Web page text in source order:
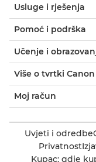
Usluge i rješenja
Pomoć i podrška
Učenje i
Više o tvrtki Canon
Moj račun
Uvjeti i odredbe
Privatnost
Kupac: gdje